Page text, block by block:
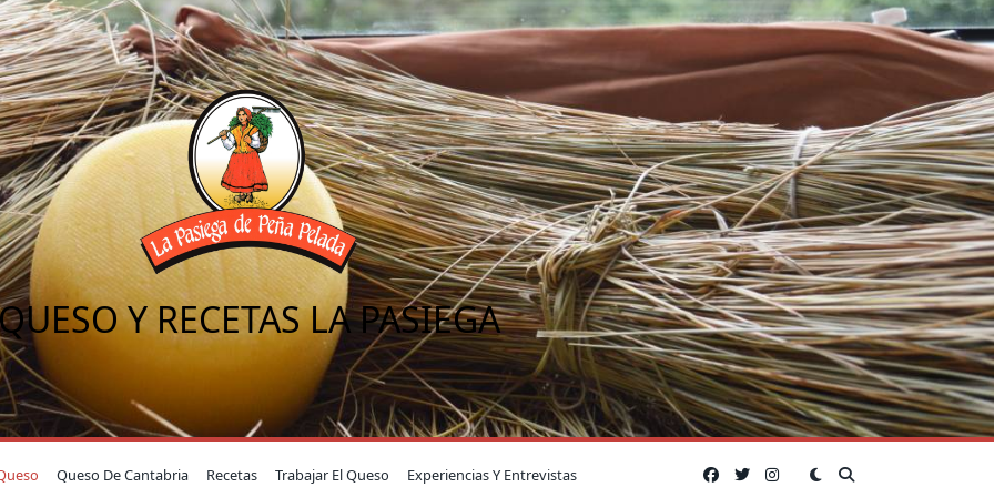
Y RECETAS LA PASIEGA
Queso De Cantabria Recetas Trabajar El Queso Experiencias Y Entrevistas